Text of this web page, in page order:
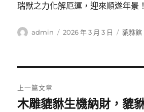
瑞獸之力化解厄運，迎來順遂年景！
作
admin
發
2026 年 3 月 3 日
分
貔貅館
章
上一篇文章
上
木雕貔貅生機納財，貔